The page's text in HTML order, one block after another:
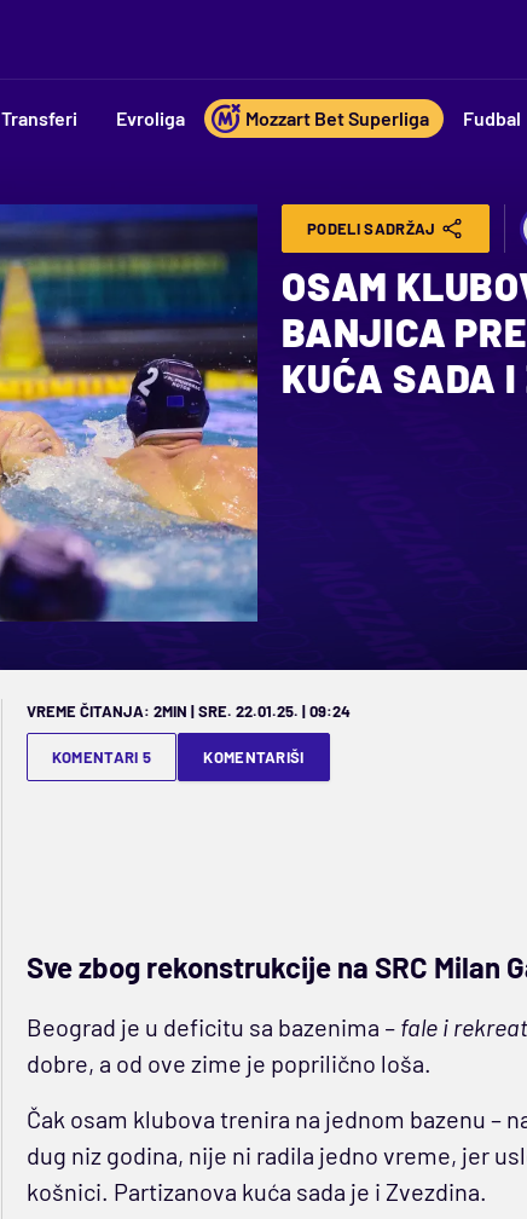
Transferi Evroliga Mozzart Bet Superliga Fudbal
PODELI SADRŽAJ
OSAM
BANJICA
KUĆA SADA
VREME ČITANJA: 2MIN | SRE. 22.01.25. | 09:24
KOMENTARI 5 KOMENTARIŠI
Sve zbog rekonstrukcije na SRC Milan
Beograd je u deficitu sa bazenima – fale i
dobre, a od ove zime je poprilično loša.
Čak osam klubova trenira na jednom bazenu –
dug niz godina, nije ni radila jedno vreme, jer
košnici. Partizanova kuća sada je i Zvezdina.